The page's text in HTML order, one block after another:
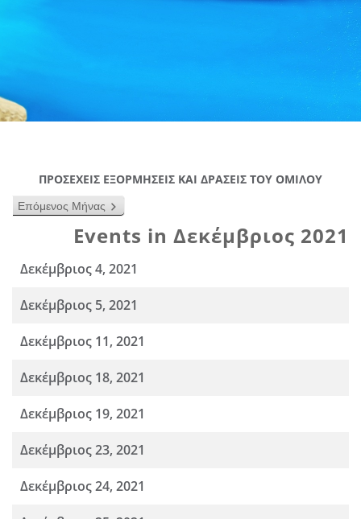
ΠΡΟΣΕΧΕΙΣ ΕΞΟΡΜΗΣΕΙΣ ΚΑΙ ΔΡΑΣΕΙΣ ΤΟΥ ΟΜΙΛΟΥ
Επόμενος Μήνας
Events in Δεκέμβριος 2021
Δεκέμβριος 4, 2021
Δεκέμβριος 5, 2021
Δεκέμβριος 11, 2021
Δεκέμβριος 18, 2021
Δεκέμβριος 19, 2021
Δεκέμβριος 23, 2021
Δεκέμβριος 24, 2021